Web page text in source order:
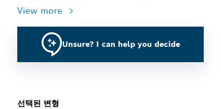
View more
Unsure? I can help you decide
선택된 변형